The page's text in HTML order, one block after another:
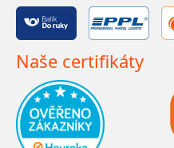
Naše certifikáty